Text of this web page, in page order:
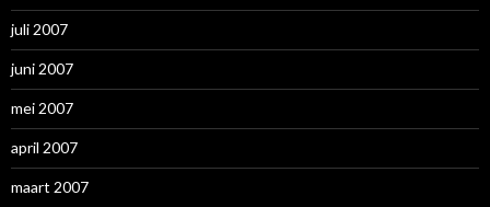
juli 2007
juni 2007
mei 2007
april 2007
maart 2007